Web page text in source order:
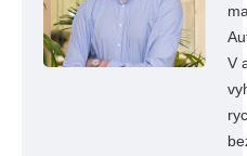
V